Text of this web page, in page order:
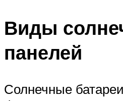
Виды
панелей
Солнечные батареи